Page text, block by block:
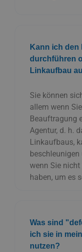
Kann ich
durchführen
Linkaufbau
Sie können
allem wenn
Beauftragung
Agentur, d. h.
Linkaufbaus,
beschleunigen
wenn Sie
haben, um es
Was sind
ich sie in
nutzen?